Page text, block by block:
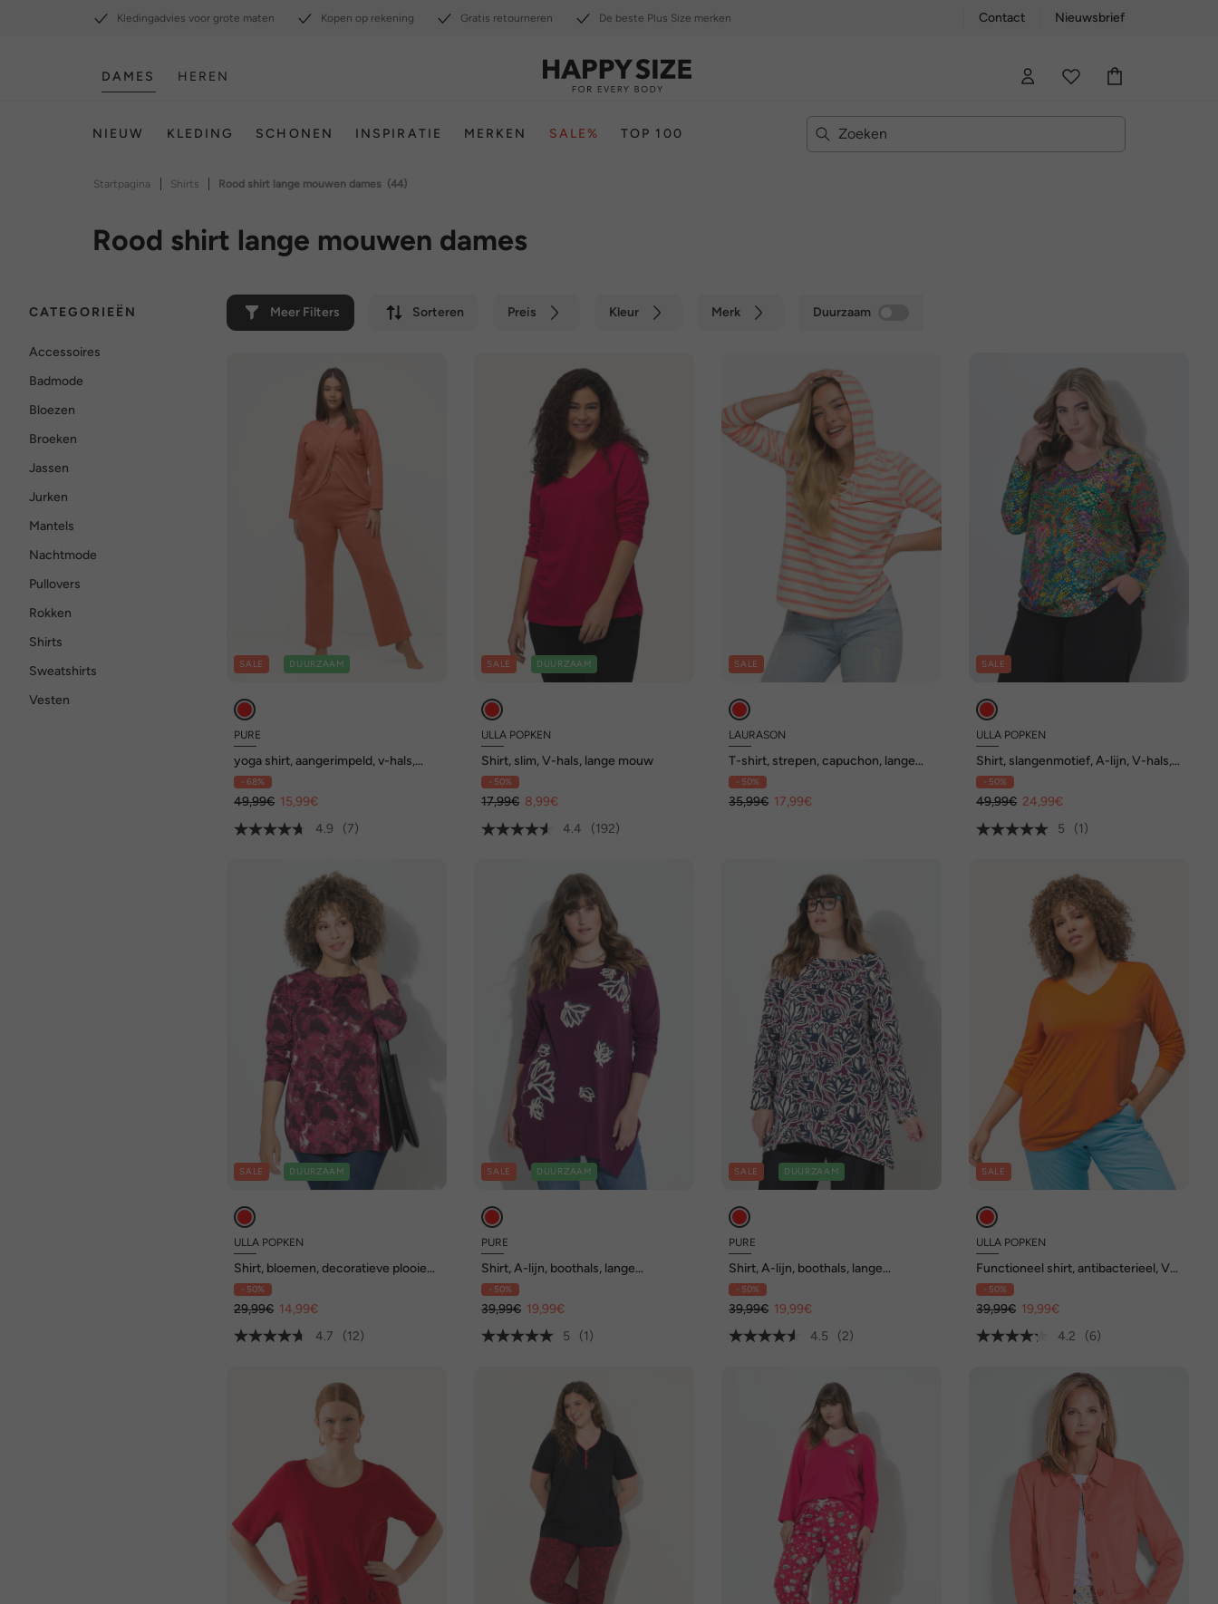
Kledingadvies voor grote maten Kopen op rekening Gratis retourneren De beste Plus Size merken Contact Nieuwsbrief
DAMES HEREN
NIEUW KLEDING SCHONEN INSPIRATIE MERKEN SALE% TOP 100
Startpagina | Shirts | Rood shirt lange mouwen dames (44)
Rood shirt lange mouwen dames
CATEGORIEËN Meer Filters Sorteren Preis Kleur Merk Duurzaam
Accessoires
Badmode
Bloezen
Broeken
Jassen
Jurken
Mantels
Nachtmode
Pullovers
Rokken
Shirts
Sweatshirts
Vesten
SALE DUURZAAM
PURE
yoga shirt, aangerimpeld, v-hals,
lange mouwen, biologisch katoen
- 68%
49,99€ 15,99€
4.9
(7)
SALE DUURZAAM
ULLA POPKEN
Shirt, slim, V-hals, lange mouw
- 50%
17,99€ 8,99€
4.4
(192)
SALE
LAURASON
T-shirt, strepen, capuchon, lange
mouwen
- 50%
35,99€ 17,99€
SALE
ULLA POPKEN
Shirt, slangenmotief, A-lijn, V-hals,
lange mouw
- 50%
49,99€ 24,99€
5
(1)
SALE DUURZAAM
ULLA POPKEN
Shirt, bloemen, decoratieve plooien,
A-lijn, ronde hals, 3/4-mouwen
- 50%
29,99€ 14,99€
4.7
(12)
SALE DUURZAAM
PURE
Shirt, A-lijn, boothals, lange
mouwen, biologisch katoen
- 50%
39,99€ 19,99€
5
(1)
SALE DUURZAAM
PURE
Shirt, A-lijn, boothals, lange
mouwen, biologisch katoen
- 50%
39,99€ 19,99€
4.5
(2)
SALE
ULLA POPKEN
Functioneel shirt, antibacterieel, V-
hals, lange mouwen
- 50%
39,99€ 19,99€
4.2
(6)